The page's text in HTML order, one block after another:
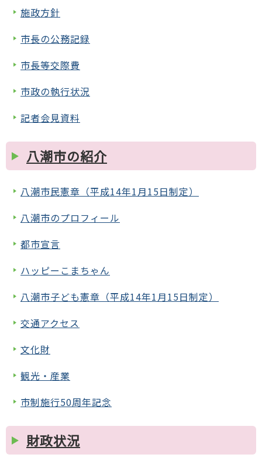
施政方針
市長の公務記録
市長等交際費
市政の執行状況
記者会見資料
八潮市の紹介
八潮市民憲章（平成14年1月15日制定）
八潮市のプロフィール
都市宣言
ハッピーこまちゃん
八潮市子ども憲章（平成14年1月15日制定）
交通アクセス
文化財
観光・産業
市制施行50周年記念
財政状況